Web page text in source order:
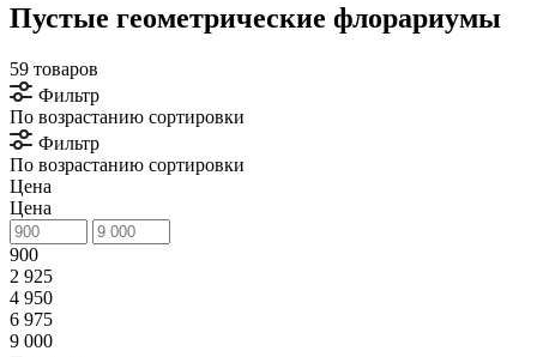
Пустые геометрические флорариумы
59 товаров
Фильтр
По возрастанию сортировки
Фильтр
По возрастанию сортировки
Цена
Цена
900
2 925
4 950
6 975
9 000